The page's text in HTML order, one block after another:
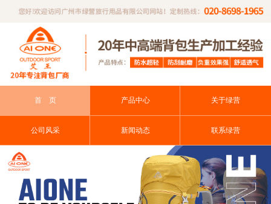
首 页 产品中心 关于绿营
公司风采 新闻动态 联系绿营